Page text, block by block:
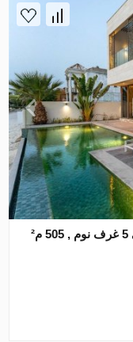
فيلا في Garden Homes, نخلة جميرا, دبي 5 غرف نوم , 505 م²